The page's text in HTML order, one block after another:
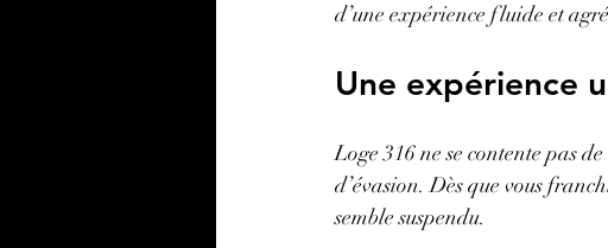
d’une expérience fluide et
Une expérience
Loge 316 ne se contente pas
d’évasion. Dès que vous
semble suspendu.